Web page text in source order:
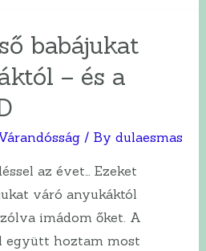
babájukat
– és a
/ By dulaesmas
az évet… Ezeket
váró anyukáktól
imádom őket. A
együtt hoztam most